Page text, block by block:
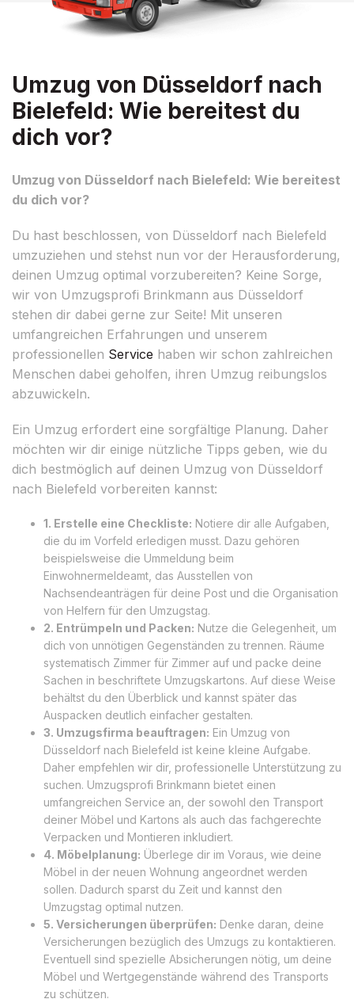
Umzug von Düsseldorf nach
Bielefeld: Wie bereitest du
dich vor?
Umzug von Düsseldorf nach Bielefeld: Wie bereitest
du dich vor?
Du hast beschlossen, von Düsseldorf nach Bielefeld
umzuziehen und stehst nun vor der Herausforderung,
deinen Umzug optimal vorzubereiten? Keine Sorge,
wir von Umzugsprofi Brinkmann aus Düsseldorf
stehen dir dabei gerne zur Seite! Mit unseren
umfangreichen Erfahrungen und unserem
professionellen Service haben wir schon zahlreichen
Menschen dabei geholfen, ihren Umzug reibungslos
abzuwickeln.
Ein Umzug erfordert eine sorgfältige Planung. Daher
möchten wir dir einige nützliche Tipps geben, wie du
dich bestmöglich auf deinen Umzug von Düsseldorf
nach Bielefeld vorbereiten kannst:
1. Erstelle eine Checkliste: Notiere dir alle Aufgaben,
die du im Vorfeld erledigen musst. Dazu gehören
beispielsweise die Ummeldung beim
Einwohnermeldeamt, das Ausstellen von
Nachsendeanträgen für deine Post und die Organisation
von Helfern für den Umzugstag.
2. Entrümpeln und Packen: Nutze die Gelegenheit, um
dich von unnötigen Gegenständen zu trennen. Räume
systematisch Zimmer für Zimmer auf und packe deine
Sachen in beschriftete Umzugskartons. Auf diese Weise
behältst du den Überblick und kannst später das
Auspacken deutlich einfacher gestalten.
3. Umzugsfirma beauftragen: Ein Umzug von
Düsseldorf nach Bielefeld ist keine kleine Aufgabe.
Daher empfehlen wir dir, professionelle Unterstützung zu
suchen. Umzugsprofi Brinkmann bietet einen
umfangreichen Service an, der sowohl den Transport
deiner Möbel und Kartons als auch das fachgerechte
Verpacken und Montieren inkludiert.
4. Möbelplanung: Überlege dir im Voraus, wie deine
Möbel in der neuen Wohnung angeordnet werden
sollen. Dadurch sparst du Zeit und kannst den
Umzugstag optimal nutzen.
5. Versicherungen überprüfen: Denke daran, deine
Versicherungen bezüglich des Umzugs zu kontaktieren.
Eventuell sind spezielle Absicherungen nötig, um deine
Möbel und Wertgegenstände während des Transports
zu schützen.